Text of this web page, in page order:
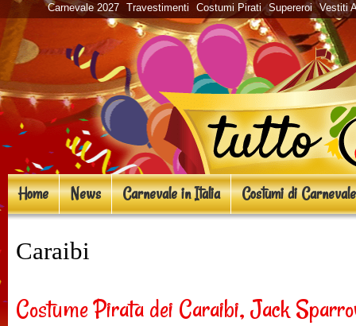
Carnevale 2027 Travestimenti Costumi Pirati Supereroi Vestiti
Home News Carnevale in Italia Costumi di Carnevale
Caraibi
Costume Pirata dei Caraibi, Jack